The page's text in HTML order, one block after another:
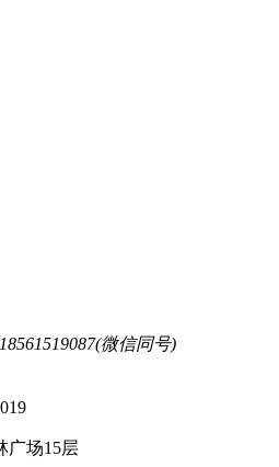
微信同号)
广场15层